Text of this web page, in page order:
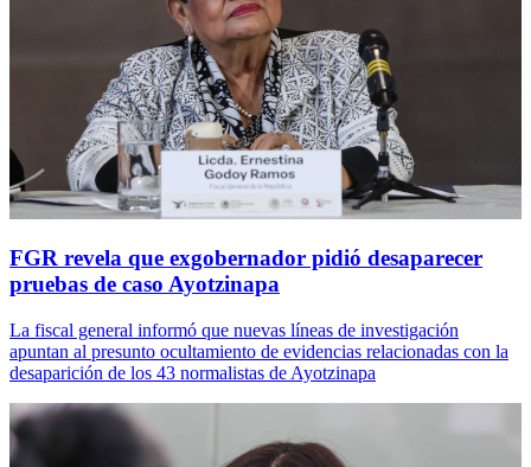
FGR revela que exgobernador pidió desaparecer
pruebas de caso Ayotzinapa
La fiscal general informó que nuevas líneas de investigación
apuntan al presunto ocultamiento de evidencias relacionadas con la
desaparición de los 43 normalistas de Ayotzinapa